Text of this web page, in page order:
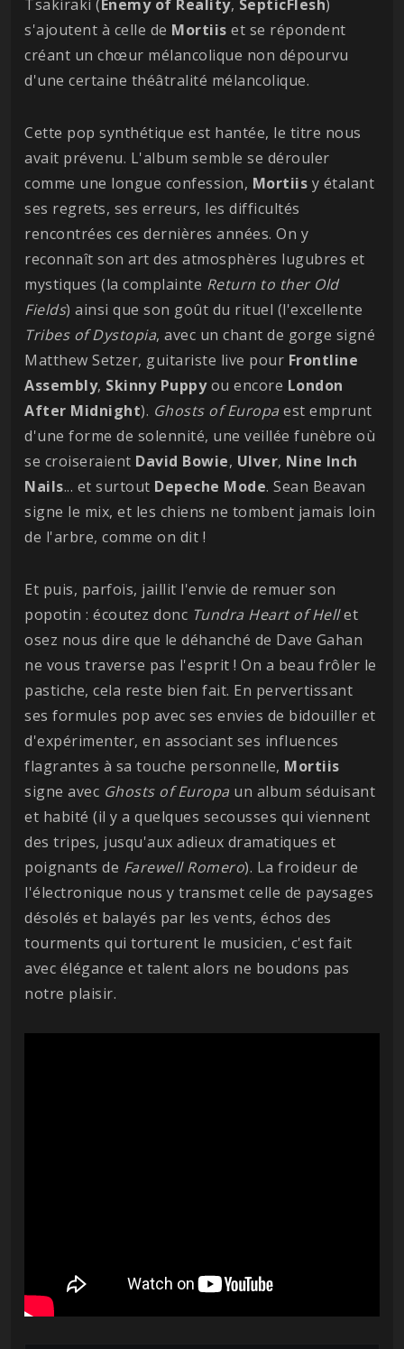
Tsakiraki (Enemy of Reality, SepticFlesh)
s'ajoutent à celle de Mortiis et se répondent
créant un chœur mélancolique non dépourvu
d'une certaine théâtralité mélancolique.
Cette pop synthétique est hantée, le titre nous
avait prévenu. L'album semble se dérouler
comme une longue confession, Mortiis y étalant
ses regrets, ses erreurs, les difficultés
rencontrées ces dernières années. On y
reconnaît son art des atmosphères lugubres et
mystiques (la complainte Return to ther Old
Fields) ainsi que son goût du rituel (l'excellente
Tribes of Dystopia, avec un chant de gorge signé
Matthew Setzer, guitariste live pour Frontline
Assembly, Skinny Puppyou encore London
After Midnight). Ghosts of Europa est emprunt
d'une forme de solennité, une veillée funèbre où
se croiseraient David Bowie, Ulver, Nine Inch
Nails... et surtout Depeche Mode. Sean Beavan
signe le mix, et les chiens ne tombent jamais loin
de l'arbre, comme on dit !
Et puis, parfois, jaillit l'envie de remuer son
popotin : écoutez donc Tundra Heart of Hellet
osez nous dire que le déhanché de Dave Gahan
ne vous traverse pas l'esprit ! On a beau frôler le
pastiche, cela reste bien fait. En pervertissant
ses formules pop avec ses envies de bidouiller et
d'expérimenter, en associant ses influences
flagrantes à sa touche personnelle, Mortiis
signe avec Ghosts of Europa un album séduisant
et habité (il y a quelques secousses qui viennent
des tripes, jusqu'aux adieux dramatiques et
poignants de Farewell Romero). La froideur de
l'électronique nous y transmet celle de paysages
désolés et balayés par les vents, échos des
tourments qui torturent le musicien, c'est fait
avec élégance et talent alors ne boudons pas
notre plaisir.